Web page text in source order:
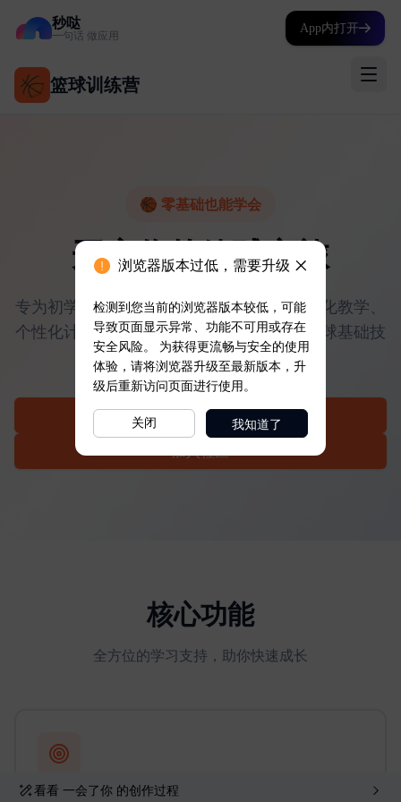
秒哒
一句话 做应用
App内打开
看看 一会了你 的创作过程
浏览器版本过低，需要升级
检测到您当前的浏览器版本较低，可能
导致页面显示异常、功能不可用或存在
安全风险。 为获得更流畅与安全的使用
体验，请将浏览器升级至最新版本，升
级后重新访问页面进行使用。
关闭 我知道了